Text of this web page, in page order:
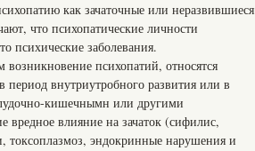
как зачаточные или неразвившиеся
что психопатические личности
психические заболевания.
психопатий, относятся
внутриутробного развития или в
кишечнымн или другими
влияние на зачаток (сифилис,
токсоплазмоз, эндокринные нарушения и